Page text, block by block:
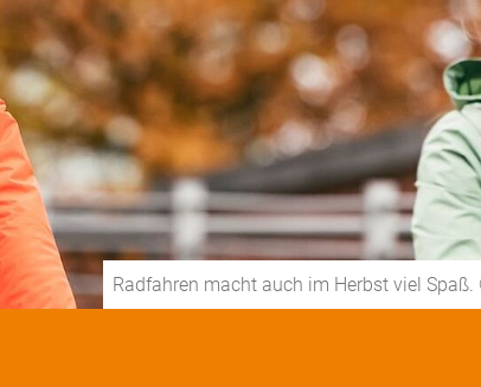
Radfahren macht auch im Herbst viel